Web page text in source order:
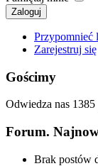
Zaloguj
Przypomnieć
Zarejestruj się
Gościmy
Odwiedza nas
Forum.
Brak postów